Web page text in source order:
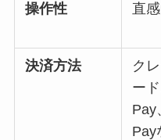
操作性 直
決済方法
ク
ー
Pay
Pay